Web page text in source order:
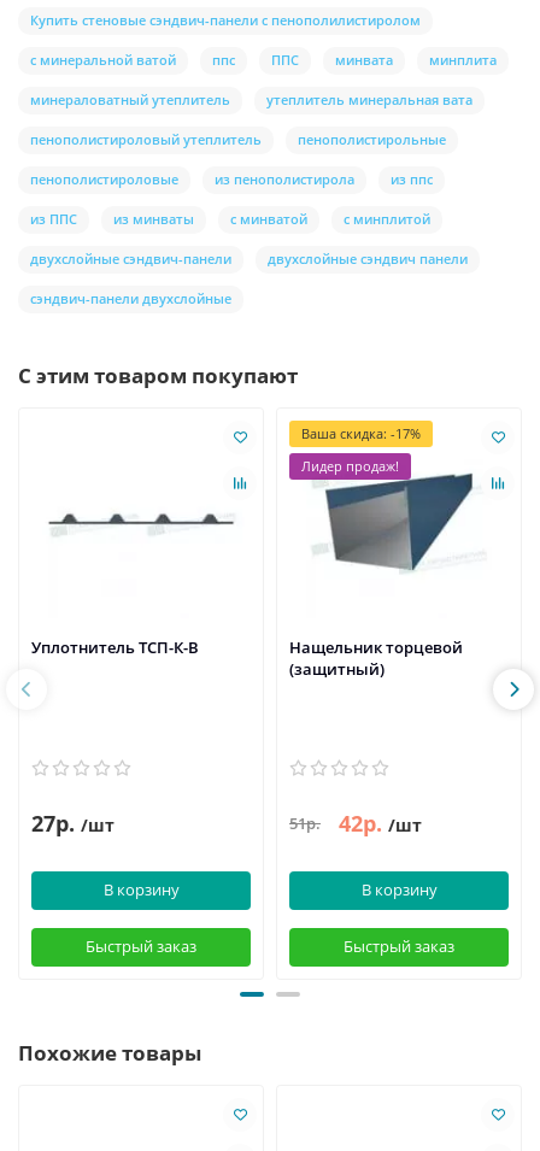
Купить стеновые сэндвич-панели с пенополилистиролом
с минеральной ватой ппс ППС минвата минплита
минераловатный утеплитель утеплитель минеральная вата
пенополистироловый утеплитель пенополистирольные
пенополистироловые из пенополистирола из ппс
из ППС из минваты с минватой с минплитой
двухслойные сэндвич-панели двухслойные сэндвич панели
сэндвич-панели двухслойные
С этим товаром покупают
Уплотнитель ТСП-К-В
27р. /шт
В корзину
Быстрый заказ
Ваша скидка: -17%
Лидер продаж!
Нащельник торцевой
(защитный)
51р. 42р. /шт
В корзину
Быстрый заказ
Похожие товары